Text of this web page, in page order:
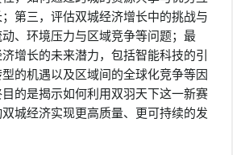
第三，评估双城经济增长中的挑战与
、环境压力与区域竞争等问题；最
增长的未来潜力，包括智能科技的引
的机遇以及区域间的全球化竞争等因
的是揭示如何利用双羽天下这一新赛
城经济实现更高质量、更可持续的发